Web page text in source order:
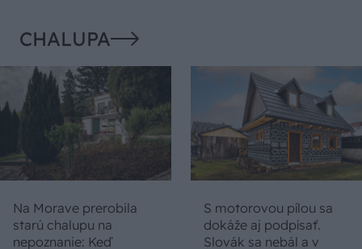
CHALUPA
Na Morave prerobila
starú chalupu na
nepoznanie: Keď
S motorovou pílou sa
dokáže aj podpísať.
Slovák sa nebál a v